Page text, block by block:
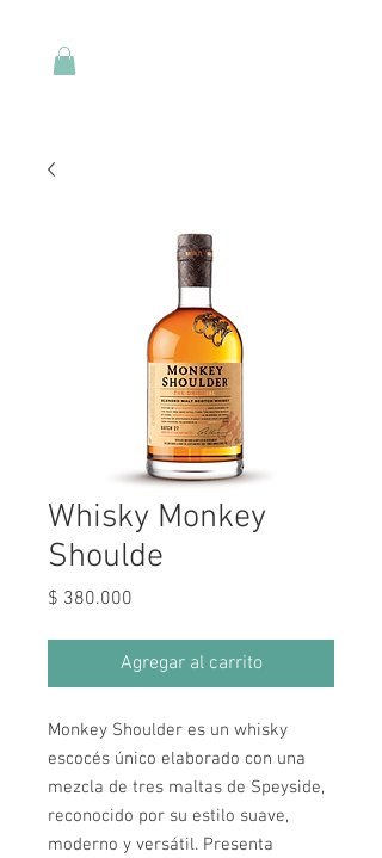
Whisky Monkey
Shoulde
$ 380.000
Agregar al carrito
Monkey Shoulder es un whisky
escocés único elaborado con una
mezcla de tres maltas de Speyside,
reconocido por su estilo suave,
moderno y versátil. Presenta